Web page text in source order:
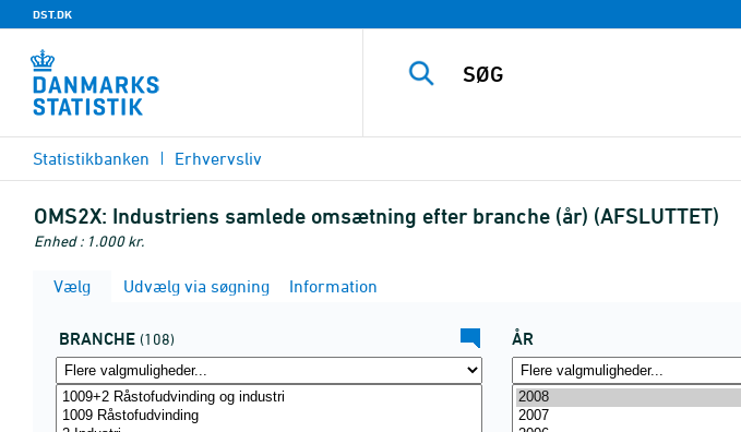
DST.DK
Statistikbanken Erhvervsliv
OMS2X: Industriens samlede omsætning efter branche (år) (AFSLUTTET)
Enhed : 1.000 kr.
Vælg Udvælg via søgning Information
BRANCHE (108) ÅR